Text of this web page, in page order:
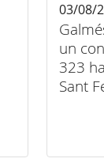
un
323
Sant
03/08/